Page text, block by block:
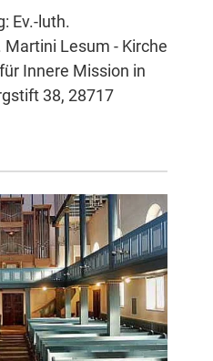
Ev.-luth.
Lesum - Kirche
Innere Mission in
38, 28717